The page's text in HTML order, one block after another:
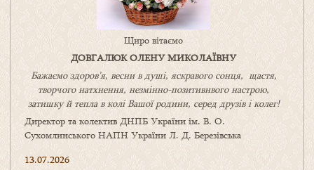
Щиро вітаємо
ДОВГАЛЮК ОЛЕНУ МИКОЛАЇВНУ
Бажаємо здоров’я, весни в душі, яскравого сонця, щастя,
творчого натхнення, незмінно-позитивнвого настрою,
затишкуйтепла в коліВашоїродини, серед друзів і колег!
Директор та колектив ДНПБ України ім. В. О.
Сухомлинського НАПН України Л. Д. Березівська
13.07.2026